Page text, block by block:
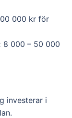
000 kr för
8 000 – 50 000
investerar i